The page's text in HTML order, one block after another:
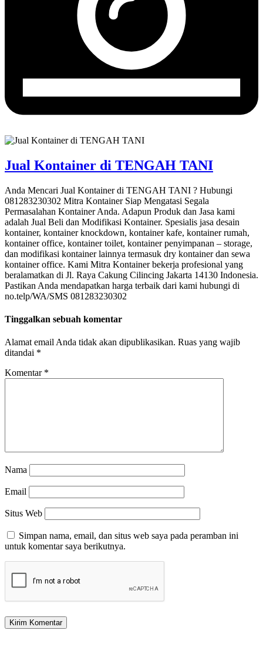
Jual Kontainer di TENGAH TANI
Anda Mencari Jual Kontainer di TENGAH TANI ? Hubungi
081283230302 Mitra Kontainer Siap Mengatasi Segala
Permasalahan Kontainer Anda. Adapun Produk dan Jasa kami
adalah Jual Beli dan Modifikasi Kontainer. Spesialis jasa desain
kontainer, kontainer knockdown, kontainer kafe, kontainer rumah,
kontainer office, kontainer toilet, kontainer penyimpanan – storage,
dan modifikasi kontainer lainnya termasuk dry kontainer dan sewa
kontainer office. Kami Mitra Kontainer bekerja profesional yang
beralamatkan di Jl. Raya Cakung Cilincing Jakarta 14130 Indonesia.
Pastikan Anda mendapatkan harga terbaik dari kami hubungi di
no.telp/WA/SMS 081283230302
Tinggalkan sebuah komentar
Alamat email Anda tidak akan dipublikasikan. Ruas yang wajib
ditandai *
Komentar *
Nama
Email
Situs Web
Simpan nama, email, dan situs web saya pada peramban ini
untuk komentar saya berikutnya.